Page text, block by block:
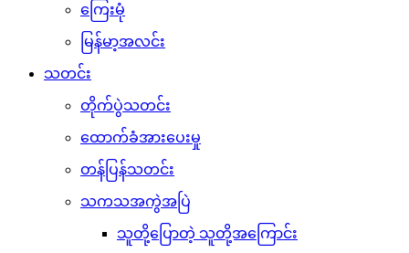
ကြေးမုံ
မြန်မာ့အလင်း
သတင်း
တိုက်ပွဲသတင်း
ထောက်ခံအားပေးမှု
တန်ပြန်သတင်း
သကသအကွဲအပြဲ
သူတို့ပြောတဲ့ သူတို့အကြောင်း